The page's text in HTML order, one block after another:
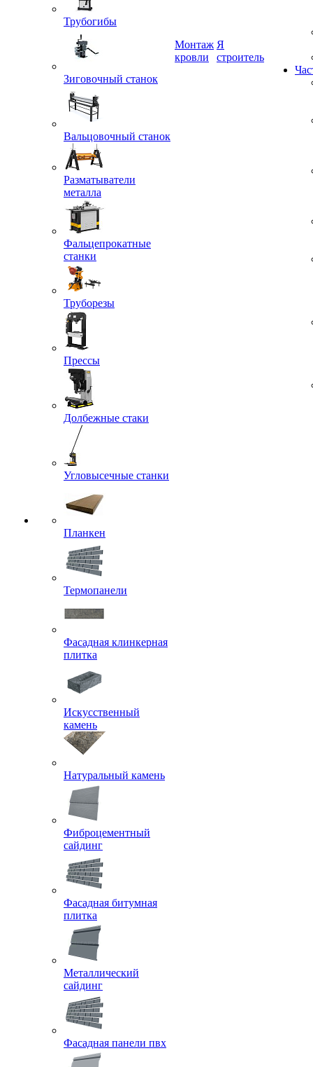
Трубогибы
Зиговочный станок
Вальцовочный станок
Разматыватели
металла
Фальцепрокатные
станки
Труборезы
Прессы
Долбежные стаки
Угловысечные станки
Планкен
Термопанели
Фасадная клинкерная
плитка
Искусственный
камень
Натуральный камень
Фиброцементный
сайдинг
Фасадная битумная
плитка
Металлический
сайдинг
Фасадная панели пвх